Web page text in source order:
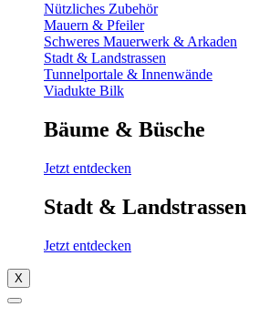
Nützliches Zubehör
Mauern & Pfeiler
Schweres Mauerwerk & Arkaden
Stadt & Landstrassen
Tunnelportale & Innenwände
Viadukte Bilk
Bäume & Büsche
Jetzt entdecken
Stadt & Landstrassen
Jetzt entdecken
X